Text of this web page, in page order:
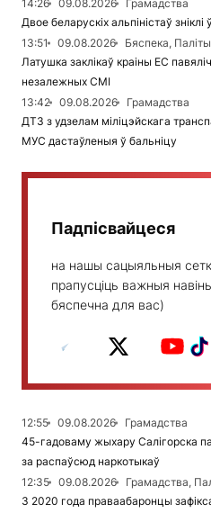
14:26 09.08.2026
Грамадства
Двое беларускіх альпіністаў
13:51
09.08.2026
Бяспека,
Латушка заклікаў краіны ЕС
незалежных СМІ
13:42
09.08.2026
Грамадства
ДТЗ з удзелам міліцэйскага
МУС дастаўленыя ў бальніцу
Падпісвайцеся
на нашы сацыяльныя
прапусціць важныя
бяспечна для вас)
12:55 09.08.2026
Грамадства
45-гадоваму жыхару Салігорска
за распаўсюд наркотыкаў
12:35
09.08.2026
Грамадства,
З 2020 года праваабаронцы